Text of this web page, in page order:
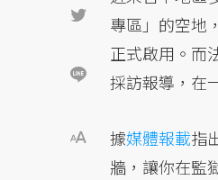
專區」的空地
正式啟用。而
採訪報導，在
據媒體報載指
牆，讓你在監